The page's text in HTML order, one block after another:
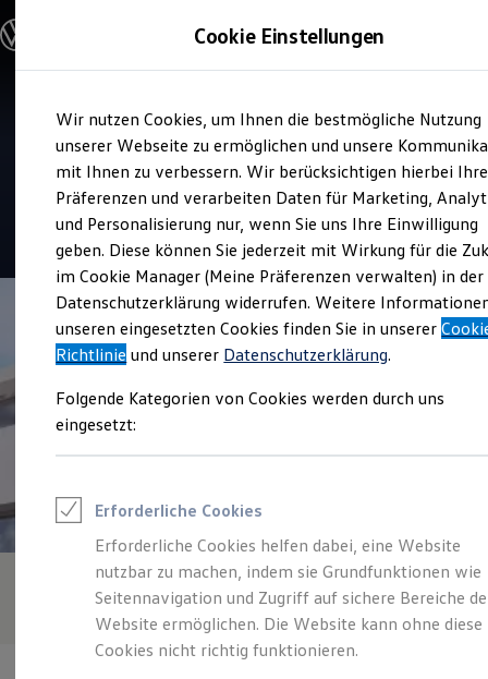
Hauptinhalt
springen
Footer
springen
Modelle und Konfigurator
Modelle vergleichen
Elektroautos
ENERGY Sondermodelle
Nutzfahrzeuge
SUV und CUV
Familienautos
Kombis
Kompaktwagen
Sportwagen
Schnell verfügbare Fahrzeuge
Angebote und Produkte
Aktuelle Angebote
E-Auto-Förderung
Volkswagen Marktplatz
Junge Gebrauchtwagen und Gebrauchtwagen
Volkswagen Zertifizierte Gebrauchtwagen
Zubehör- und Serviceangebote
Leasing
Leasing-Angebote
Gebrauchtwagen Leasing
Junge Gebrauchtwagen-Leasing
Elektroauto Leasing
Kleinwagen-Leasing
Leasing ohne Anzahlung
Finanzierung
Verkauf und Service
Autohaus Scherer Neustadt
an der Weinstraße
4.5|190 Bewertungen
Cookie Einstellungen
Wir nutzen Cookies, um Ihnen die bestmögliche Nutzung
unserer Webseite zu ermöglichen und unsere
mit Ihnen zu verbessern. Wir berücksichtigen hierbei Ihre
Präferenzen und verarbeiten Daten für Marketing,
und Personalisierung nur, wenn Sie uns Ihre Einwilligung
geben. Diese können Sie jederzeit mit Wirkung für die
im Cookie Manager (Meine Präferenzen verwalten) in der
Datenschutzerklärung widerrufen. Weitere
unseren eingesetzten Cookies finden Sie in unserer
Richtlinie und unserer Datenschutzerklärung.
Folgende Kategorien von Cookies werden durch uns
eingesetzt:
Erforderliche Cookies
Erforderliche Cookies helfen dabei, eine Website
nutzbar zu machen, indem sie Grundfunktionen wie
Seitennavigation und Zugriff auf sichere Bereiche
Website ermöglichen. Die Website kann ohne diese
Cookies nicht richtig funktionieren.